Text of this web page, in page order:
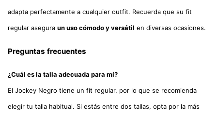
adapta perfectamente a cualquier outfit. Recuerda que su fit
regular asegura un uso cómodo y versátil en diversas ocasiones.
Preguntas frecuentes
¿Cuál es la talla adecuada para mí?
El Jockey Negro tiene un fit regular, por lo que se recomienda
elegir tu talla habitual. Si estás entre dos tallas, opta por la más